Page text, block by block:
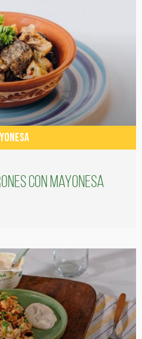
con mayonesa